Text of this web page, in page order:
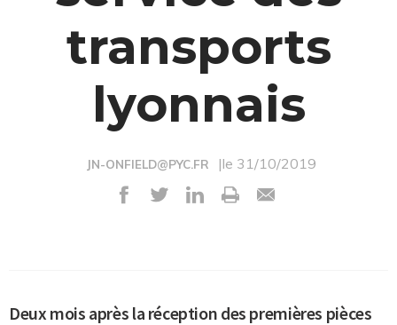
transports
lyonnais
JN-ONFIELD@PYC.FR |le 31/10/2019
Deux mois après la réception des premières pièces